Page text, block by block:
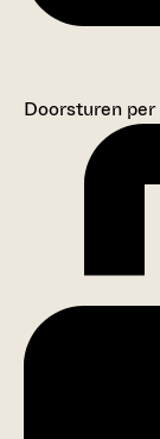
Doorsturen per